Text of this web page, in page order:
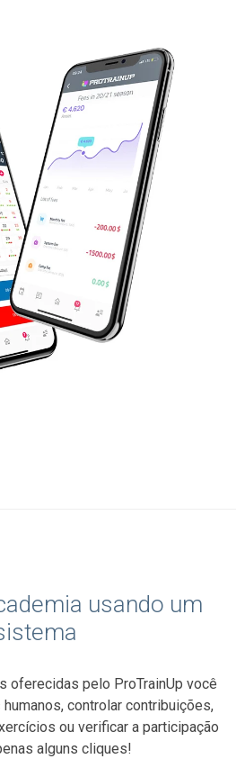
usando um
oferecidas pelo ProTrainUp você
controlar contribuições,
ou verificar a participação
alguns cliques!